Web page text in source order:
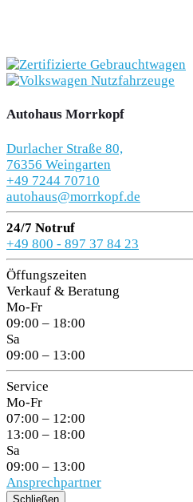
Autohaus Morrkopf
Durlacher Straße 80,
76356 Weingarten
+49 7244 70710
autohaus@morrkopf.de
24/7 Notruf
+49 800 - 897 37 84 23
Öffungszeiten
Verkauf & Beratung
Mo-Fr
09:00 – 18:00
Sa
09:00 – 13:00
Service
Mo-Fr
07:00 – 12:00
13:00 – 18:00
Sa
09:00 – 13:00
Ansprechpartner
Schließen